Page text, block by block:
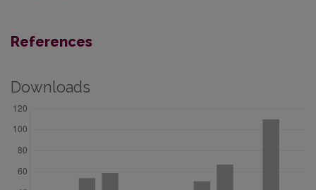
References
Downloads